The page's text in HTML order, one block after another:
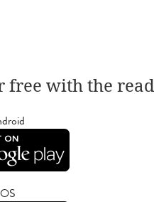
free with the